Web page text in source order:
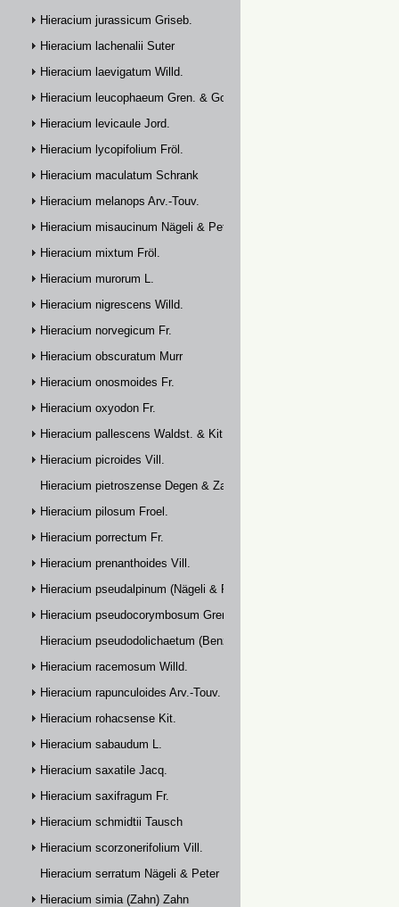
Hieracium jurassicum Griseb.
Hieracium lachenalii Suter
Hieracium laevigatum Willd.
Hieracium leucophaeum Gren. & Godr.
Hieracium levicaule Jord.
Hieracium lycopifolium Fröl.
Hieracium maculatum Schrank
Hieracium melanops Arv.-Touv.
Hieracium misaucinum Nägeli & Peter
Hieracium mixtum Fröl.
Hieracium murorum L.
Hieracium nigrescens Willd.
Hieracium norvegicum Fr.
Hieracium obscuratum Murr
Hieracium onosmoides Fr.
Hieracium oxyodon Fr.
Hieracium pallescens Waldst. & Kit.
Hieracium picroides Vill.
Hieracium pietroszense Degen & Zahn
Hieracium pilosum Froel.
Hieracium porrectum Fr.
Hieracium prenanthoides Vill.
Hieracium pseudalpinum (Nägeli & Peter) Prain
Hieracium pseudocorymbosum Gremli
Hieracium pseudodolichaetum (Benz & Zahn) Zahn
Hieracium racemosum Willd.
Hieracium rapunculoides Arv.-Touv.
Hieracium rohacsense Kit.
Hieracium sabaudum L.
Hieracium saxatile Jacq.
Hieracium saxifragum Fr.
Hieracium schmidtii Tausch
Hieracium scorzonerifolium Vill.
Hieracium serratum Nägeli & Peter
Hieracium simia (Zahn) Zahn